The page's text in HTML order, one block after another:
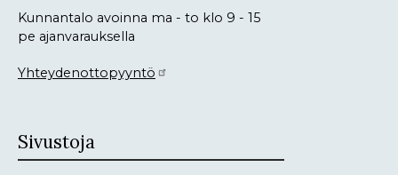
Kunnantalo avoinna ma - to klo 9 - 15
pe ajanvarauksella
Yhteydenottopyyntö
Sivustoja